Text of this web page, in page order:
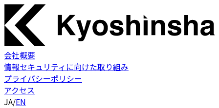
会社概要
情報セキュリティに向けた取り組み
プライバシーポリシー
アクセス
JA/EN